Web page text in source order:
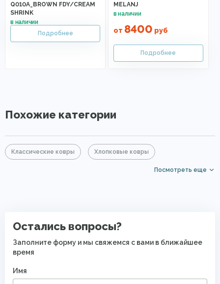
Q010A_BROWN FDY/CREAM
SHRINK
MELANJ
от 8400 руб
Похожие категории
Классические ковры Хлопковые ковры
Посмотреть еще
Остались вопросы?
Заполните форму и мы свяжемся с вами в ближайшее
время
Имя